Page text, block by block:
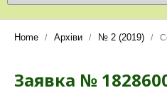
Home / Архіви / № 2 (2019) /
Заявка №